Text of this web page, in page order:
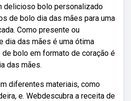
delicioso bolo personalizado
de bolo dia das mães para uma
Como presente ou
dia das mães é uma ótima
bolo em formato de coração é
das mães.
diferentes materiais, como
e. Webdescubra a receita de